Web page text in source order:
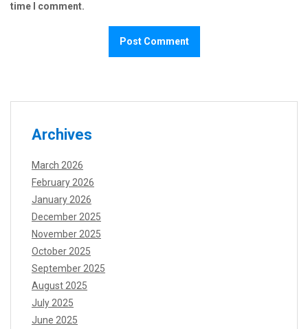
time I comment.
Archives
March 2026
February 2026
January 2026
December 2025
November 2025
October 2025
September 2025
August 2025
July 2025
June 2025